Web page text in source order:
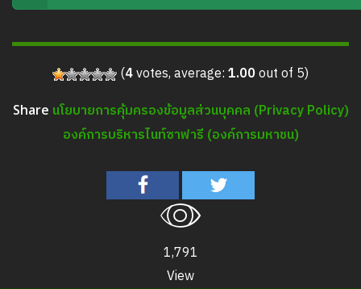
(4votes, average:1.00out of 5)
Share นโยบายการคุ้มครองข้อมูลส่วนบุคคล (Privacy Policy)
องค์การบริหารไนท์ซาฟารี (องค์การมหาชน)
1,791
View